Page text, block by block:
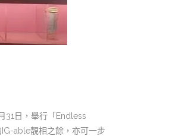
31日，舉行「Endless
able靚相之餘，亦可一步